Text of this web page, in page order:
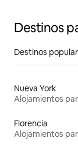
Destinos
Destinos
Nueva York
Florencia